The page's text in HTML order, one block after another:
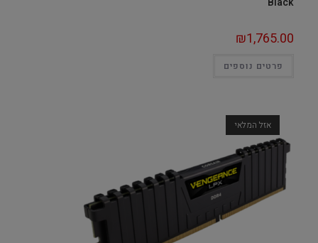
₪1,765.00
פרטים נוספים
אזל המלאי